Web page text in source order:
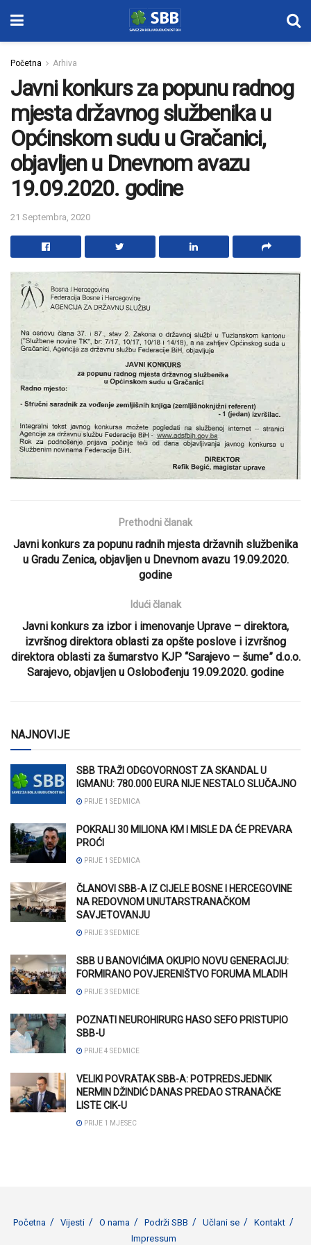
Početna Arhiva
Javni konkurs za popunu radnog
mjesta državnog službenika u
Općinskom sudu u Gračanici,
objavljen u Dnevnom avazu
19.09.2020. godine
21 Septembra, 2020
Prethodni članak
Javni konkurs za popunu radnih mjesta državnih službenika
u Gradu Zenica, objavljen u Dnevnom avazu 19.09.2020.
godine
Idući članak
Javni konkurs za izbor i imenovanje Uprave – direktora,
izvršnog direktora oblasti za opšte poslove i izvršnog
direktora oblasti za šumarstvo KJP “Sarajevo – šume” d.o.o.
Sarajevo, objavljen u Oslobođenju 19.09.2020. godine
NAJNOVIJE
SBB TRAŽI ODGOVORNOST ZA SKANDAL U
IGMANU: 780.000 EURA NIJE NESTALO SLUČAJNO
PRIJE 1 SEDMICA
POKRALI 30 MILIONA KM I MISLE DA ĆE PREVARA
PROĆI
PRIJE 1 SEDMICA
ČLANOVI SBB-A IZ CIJELE BOSNE I HERCEGOVINE
NA REDOVNOM UNUTARSTRANAČKOM
SAVJETOVANJU
PRIJE 3 SEDMICE
SBB U BANOVIĆIMA OKUPIO NOVU GENERACIJU:
FORMIRANO POVJERENIŠTVO FORUMA MLADIH
PRIJE 3 SEDMICE
POZNATI NEUROHIRURG HASO SEFO PRISTUPIO
SBB-U
PRIJE 4 SEDMICE
VELIKI POVRATAK SBB-A: POTPREDSJEDNIK
NERMIN DŽINDIĆ DANAS PREDAO STRANAČKE
LISTE CIK-U
PRIJE 1 MJESEC
Početna Vijesti O nama Podrži SBB Učlani se
Kontakt
Impressum